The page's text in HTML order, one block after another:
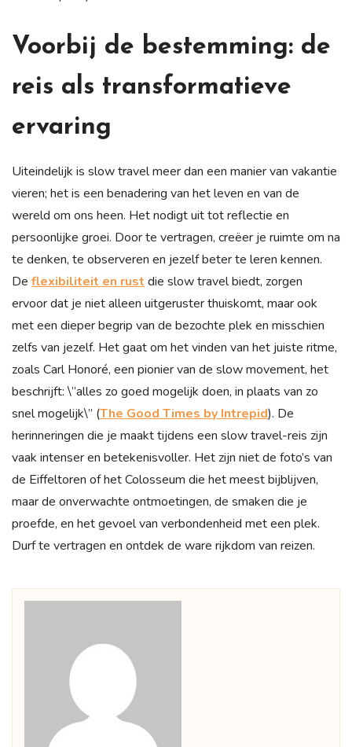
Voorbij de bestemming: de
reis als transformatieve
ervaring
Uiteindelijk is slow travel meer dan een manier van vakantie
vieren; het is een benadering van het leven en van de
wereld om ons heen. Het nodigt uit tot reflectie en
persoonlijke groei. Door te vertragen, creëer je ruimte om na
te denken, te observeren en jezelf beter te leren kennen.
De flexibiliteit en rust die slow travel biedt, zorgen
ervoor dat je niet alleen uitgeruster thuiskomt, maar ook
met een dieper begrip van de bezochte plek en misschien
zelfs van jezelf. Het gaat om het vinden van het juiste ritme,
zoals Carl Honoré, een pionier van de slow movement, het
beschrijft: \”alles zo goed mogelijk doen, in plaats van zo
snel mogelijk\” (The Good Times by Intrepid). De
herinneringen die je maakt tijdens een slow travel-reis zijn
vaak intenser en betekenisvoller. Het zijn niet de foto’s van
de Eiffeltoren of het Colosseum die het meest bijblijven,
maar de onverwachte ontmoetingen, de smaken die je
proefde, en het gevoel van verbondenheid met een plek.
Durf te vertragen en ontdek de ware rijkdom van reizen.